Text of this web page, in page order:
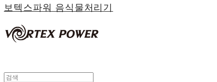
보텍스파워 음식물처리기